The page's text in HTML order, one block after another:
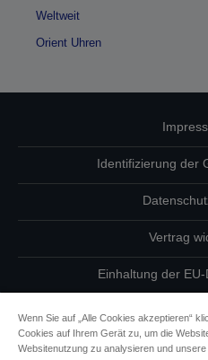
Weltweit
Orient Uhren
Identifizierung der
Vertrag
Einhaltung der
Wenn Sie auf „Alle Cookies akzeptieren“
Cookies auf Ihrem Gerät zu, um die
Websitenutzung zu analysieren und